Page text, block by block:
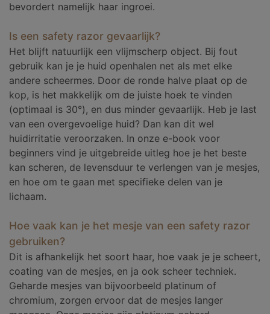
bevordert namelijk haar ingroei.
Is een safety razor gevaarlijk?
Het blijft natuurlijk een vlijmscherp object. Bij fout
gebruik kan je je huid openhalen net als met elke
andere scheermes. Door de ronde halve plaat op de
kop, is het makkelijk om de juiste hoek te vinden
(optimaal is 30°), en dus minder gevaarlijk. Heb je last
van een overgevoelige huid? Dan kan dit wel
huidirritatie veroorzaken. In onze e-book voor
beginners vind je uitgebreide uitleg hoe je het beste
kan scheren, de levensduur te verlengen van je mesjes,
en hoe om te gaan met specifieke delen van je
lichaam.
Hoe vaak kan je het mesje van een safety razor
gebruiken?
Dit is afhankelijk het soort haar, hoe vaak je je scheert,
coating van de mesjes, en ja ook scheer techniek.
Geharde mesjes van bijvoorbeeld platinum of
chromium, zorgen ervoor dat de mesjes langer